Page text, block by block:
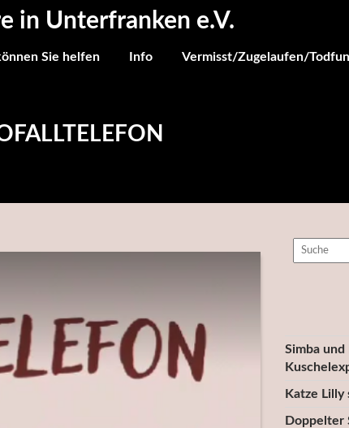
in Unterfranken e.V.
Sie helfen Info Vermisst/Zugelaufen/
Simba und
Katze Lilly
Doppelter